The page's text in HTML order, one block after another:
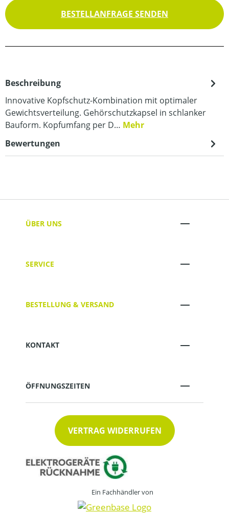
BESTELLANFRAGE SENDEN
Beschreibung
Innovative Kopfschutz-Kombination mit optimaler
Gewichtsverteilung. Gehörschutzkapsel in schlanker
Bauform. Kopfumfang per D… Mehr
Bewertungen
ÜBER UNS
SERVICE
BESTELLUNG & VERSAND
KONTAKT
ÖFFNUNGSZEITEN
VERTRAG WIDERRUFEN
Ein Fachhändler von